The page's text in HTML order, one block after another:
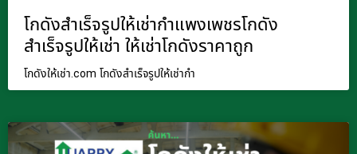
โกดังสำเร็จรูปให้เช่ากำแพงเพชรโกดัง
สำเร็จรูปให้เช่า ให้เช่าโกดังราคาถูก
โกดังให้เช่า.com โกดังสำเร็จรูปให้เช่ากำ